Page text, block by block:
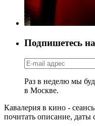
Подпишетесь
Раз в неделю мы
в Москве.
Кавалерия в кино -
почитать описание, даты